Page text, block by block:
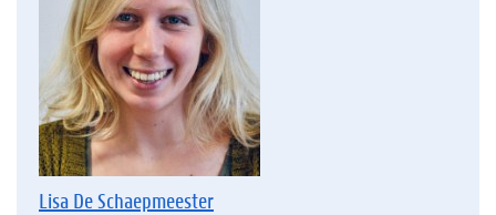
Lisa De Schaepmeester